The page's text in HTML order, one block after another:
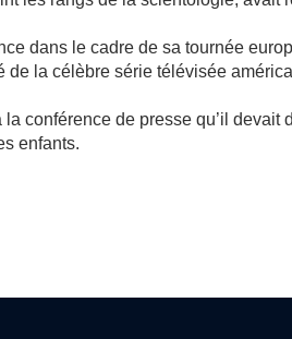
dans le cadre de sa tournée
de la célèbre série télévisée
la conférence de presse qu’il
enfants.